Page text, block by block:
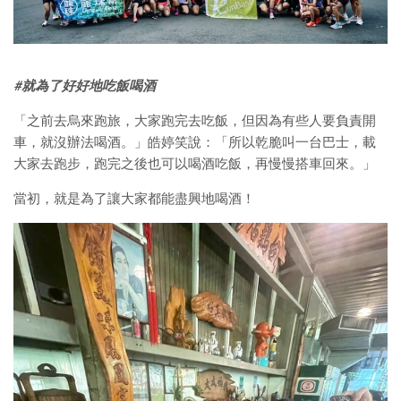
#就為了好好地吃飯喝酒
「之前去烏來跑旅，大家跑完去吃飯，但因為有些人要負責開
車，就沒辦法喝酒。」皓婷笑說：「所以乾脆叫一台巴士，載
大家去跑步，跑完之後也可以喝酒吃飯，再慢慢搭車回來。」
當初，就是為了讓大家都能盡興地喝酒！